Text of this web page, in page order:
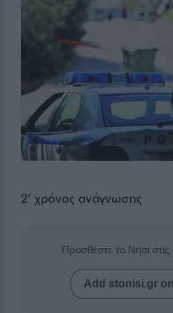
2' χρόνος ανάγνωσης
Προσθέστε το Νησί στις
Add stonisi.gr